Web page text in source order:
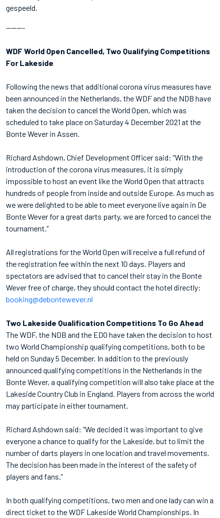
gespeeld.
-------
WDF World Open Cancelled, Two Qualifying Competitions
For Lakeside
Following the news that additional corona virus measures have
been announced in the Netherlands, the WDF and the NDB have
taken the decision to cancel the World Open, which was
scheduled to take place on Saturday 4 December 2021 at the
Bonte Wever in Assen.
Richard Ashdown, Chief Development Officer said: “With the
introduction of the corona virus measures, it is simply
impossible to host an event like the World Open that attracts
hundreds of people from inside and outside Europe. As much as
we were delighted to be able to meet everyone live again in De
Bonte Wever for a great darts party, we are forced to cancel the
tournament.”
All registrations for the World Open will receive a full refund of
the registration fee within the next 10 days. Players and
spectators are advised that to cancel their stay in the Bonte
Wever free of charge, they should contact the hotel directly:
booking@debontewever.nl
Two Lakeside Qualification Competitions To Go Ahead
The WDF, the NDB and the EDO have taken the decision to host
two World Championship qualifying competitions, both to be
held on Sunday 5 December. In addition to the previously
announced qualifying competitions in the Netherlands in the
Bonte Wever, a qualifying competition will also take place at the
Lakeside Country Club in England. Players from across the world
may participate in either tournament.
Richard Ashdown said: “We decided it was important to give
everyone a chance to qualify for the Lakeside, but to limit the
number of darts players in one location and travel movements.
The decision has been made in the interest of the safety of
players and fans.”
In both qualifying competitions, two men and one lady can win a
direct ticket to the WDF Lakeside World Championships. In